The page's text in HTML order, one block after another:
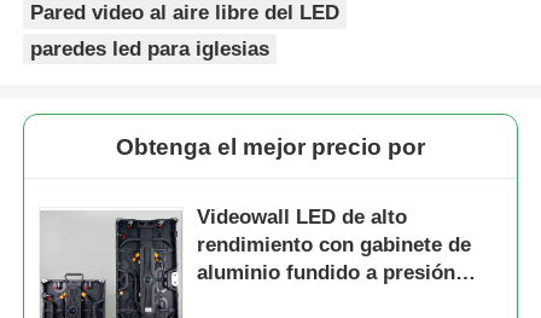
Pared video al aire libre del LED
paredes led para iglesias
Obtenga el mejor precio por
Videowall LED de alto
rendimiento con gabinete de
aluminio fundido a presión